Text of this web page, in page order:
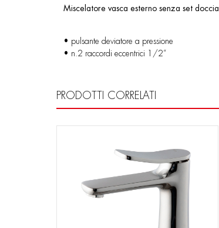
Miscelatore vasca esterno senza set doccia
• pulsante deviatore a pressione
• n.2 raccordi eccentrici 1/2”
PRODOTTI CORRELATI